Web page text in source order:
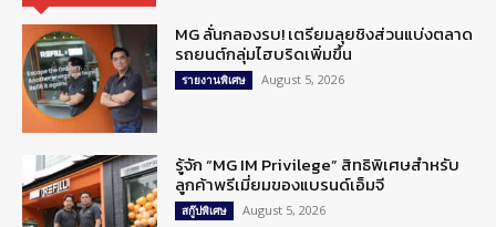
MG ลั่นกลองรบ! เตรียมลุยชิงส่วนแบ่งตลาด
รถยนต์กลุ่มไฮบริดเพิ่มขึ้น
รายงานพิเศษ August 5, 2026
รู้จัก “MG IM Privilege” สิทธิพิเศษสำหรับ
ลูกค้าพรีเมี่ยมของแบรนด์เอ็มจี
สกู๊ปพิเศษ August 5, 2026